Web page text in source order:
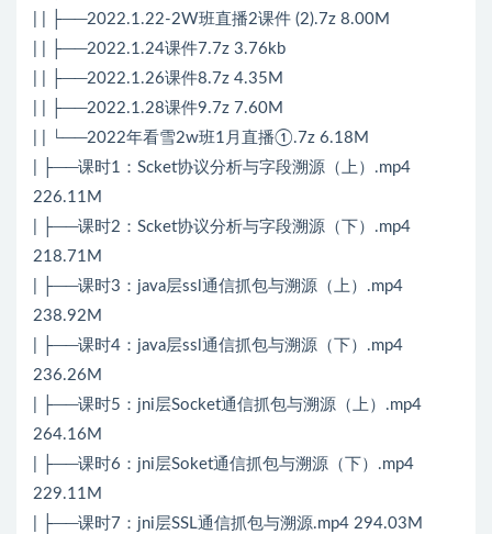
| | ├──2022.1.22-2W班直播2课件 (2).7z 8.00M
| | ├──2022.1.24课件7.7z 3.76kb
| | ├──2022.1.26课件8.7z 4.35M
| | ├──2022.1.28课件9.7z 7.60M
| | └──2022年看雪2w班1月直播①.7z 6.18M
| ├──课时1：Scket协议分析与字段溯源（上）.mp4
226.11M
| ├──课时2：Scket协议分析与字段溯源（下）.mp4
218.71M
| ├──课时3：java层ssl通信抓包与溯源（上）.mp4
238.92M
| ├──课时4：java层ssl通信抓包与溯源（下）.mp4
236.26M
| ├──课时5：jni层Socket通信抓包与溯源（上）.mp4
264.16M
| ├──课时6：jni层Soket通信抓包与溯源（下）.mp4
229.11M
| ├──课时7：jni层SSL通信抓包与溯源.mp4 294.03M